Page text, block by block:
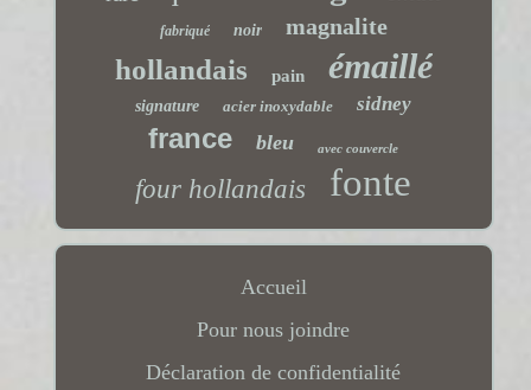
fabriqué noir magnalite
hollandais pain émaillé
signature acier inoxydable sidney
france bleu avec couvercle
four hollandais fonte
Accueil
Pour nous joindre
Déclaration de confidentialité